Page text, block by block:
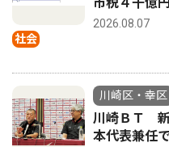
社会
市税４千億
2026.08.07
川崎区・幸区
川崎ＢＴ
本代表兼任